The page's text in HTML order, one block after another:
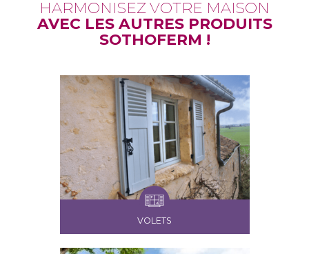
HARMONISEZ VOTRE MAISON
AVEC LES AUTRES PRODUITS
SOTHOFERM !
VOLETS